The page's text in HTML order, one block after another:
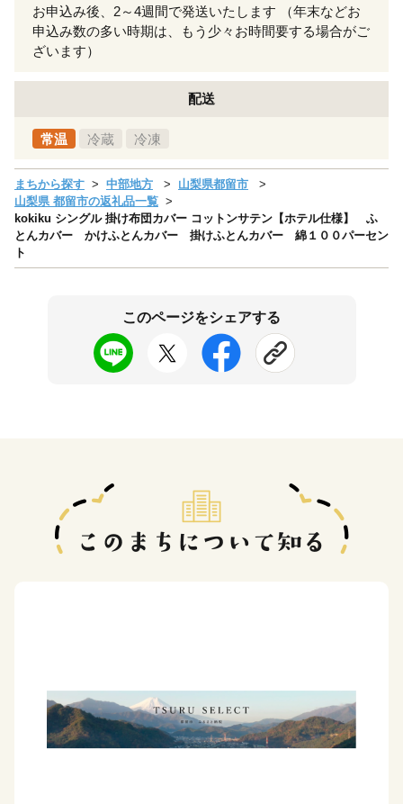
お申込み後、2～4週間で発送いたします （年末などお
申込み数の多い時期は、もう少々お時間要する場合がご
ざいます）
配送
常温 冷蔵 冷凍
まちから探す 中部地方
山梨県都留市
山梨県 都留市の返礼品一覧
kokiku シングル 掛け布団カバー コットンサテン【ホテル仕様】 ふ
とんカバー かけふとんカバー 掛けふとんカバー 綿１００パーセン
ト
このページをシェアする